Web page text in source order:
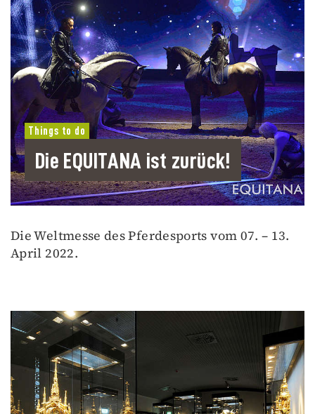
Things to do
Die EQUITANA ist zurück!
Die Weltmesse des Pferdesports vom 07. – 13.
April 2022.